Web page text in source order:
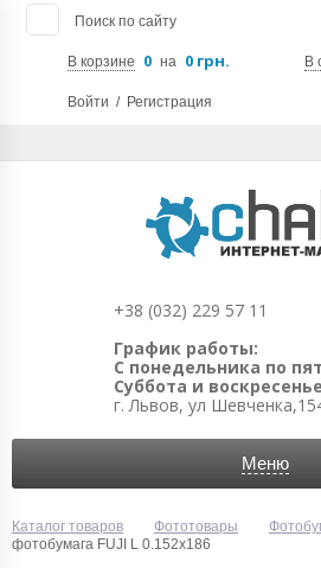
Поиск по сайту
В корзине 0 на 0 грн. В
Войти / Регистрация
+38 (032) 229 57 11
График работы:
С понедельника по
Суббота и
г. Львов, ул
Меню
Каталог товаров Фототовары
фотобумага FUJI L 0.152х186